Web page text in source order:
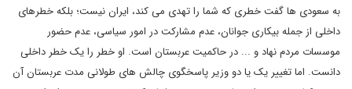
به سعودی ها گفت خطری که شما را تهدی می کند، ایران نیست؛ بلکه خطرهای
داخلی از جمله بیکاری جوانان، عدم مشارکت در امور سیاسی، عدم حضور
موسسات مردم نهاد و ... در حاکمیت عربستان است. او خطر را یک خطر داخلی
دانست. اما تغییر یک یا دو وزیر پاسخگوی چالش های طولانی مدت عربستان آن